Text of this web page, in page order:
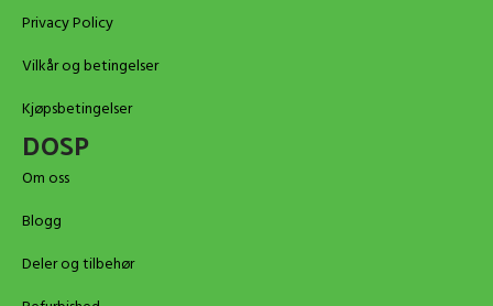
Privacy Policy
Vilkår og betingelser
Kjøpsbetingelser
DOSP
Om oss
Blogg
Deler og tilbehør